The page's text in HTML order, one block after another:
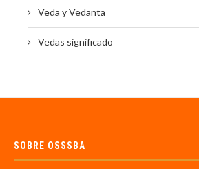
Veda y Vedanta
Vedas significado
SOBRE OSSSBA